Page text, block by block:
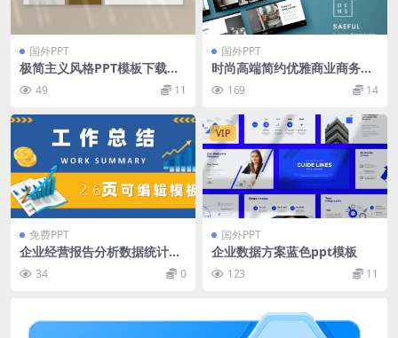
国外PPT
极简主义风格PPT模板下载
（PPTX）
49 11
国外PPT
时尚高端简约优雅商业商务质
感powerpoint幻灯片演示模
板（pptx）
169 14
免费PPT
企业经营报告分析数据统计业
绩报表整理财务经理工作总结
计划PPT模板
34 0
VIP
国外PPT
企业数据方案蓝色ppt模板
123 11